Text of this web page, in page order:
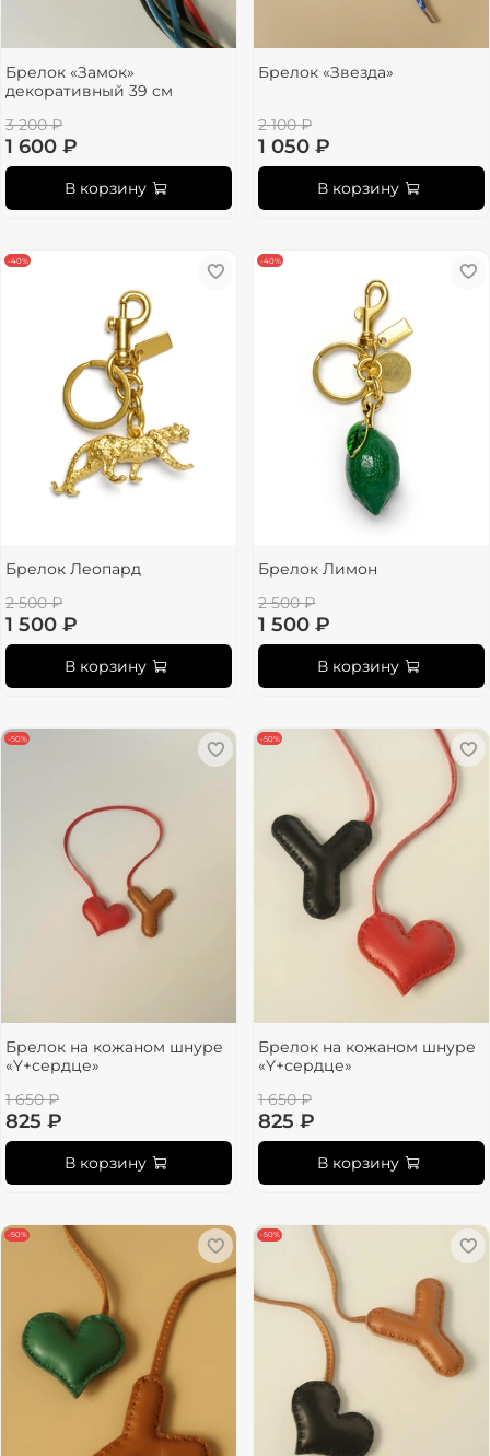
Брелок «Замок»
декоративный 39 см
3 200 ₽
1 600 ₽
В корзину
Брелок «Звезда»
2 100 ₽
1 050 ₽
В корзину
-40%
Брелок Леопард
2 500 ₽
1 500 ₽
В корзину
-40%
Брелок Лимон
2 500 ₽
1 500 ₽
В корзину
-50%
Брелок на кожаном шнуре
«Y+сердце»
1 650 ₽
825 ₽
В корзину
-50%
Брелок на кожаном шнуре
«Y+сердце»
1 650 ₽
825 ₽
В корзину
-50% -50%